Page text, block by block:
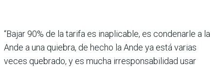
“Bajar 90% de la tarifa es inaplicable, es condenarle a la
Ande a una quiebra, de hecho la Ande ya está varias
veces quebrado, y es mucha irresponsabilidad usar